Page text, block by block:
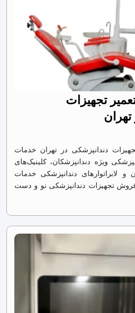
تجهیزات
دندانپزشکی در تهران خدمات
ویژه دندانپزشکان، کلینیک‌های
و لابراتوارهای دندانپزشکی خدمات
تجهیزات دندانپزشکی نو و دست